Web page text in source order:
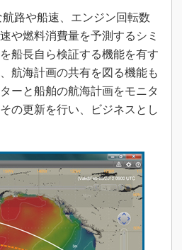
セキュリティ
コロナへの対応
路や船速、エンジン回転数
や燃料消費量を予測するシミ
船長自ら検証する機能を有す
航海計画の共有を図る機能も
ーと船舶の航海計画をモニタ
の更新を行い、ビジネスとし